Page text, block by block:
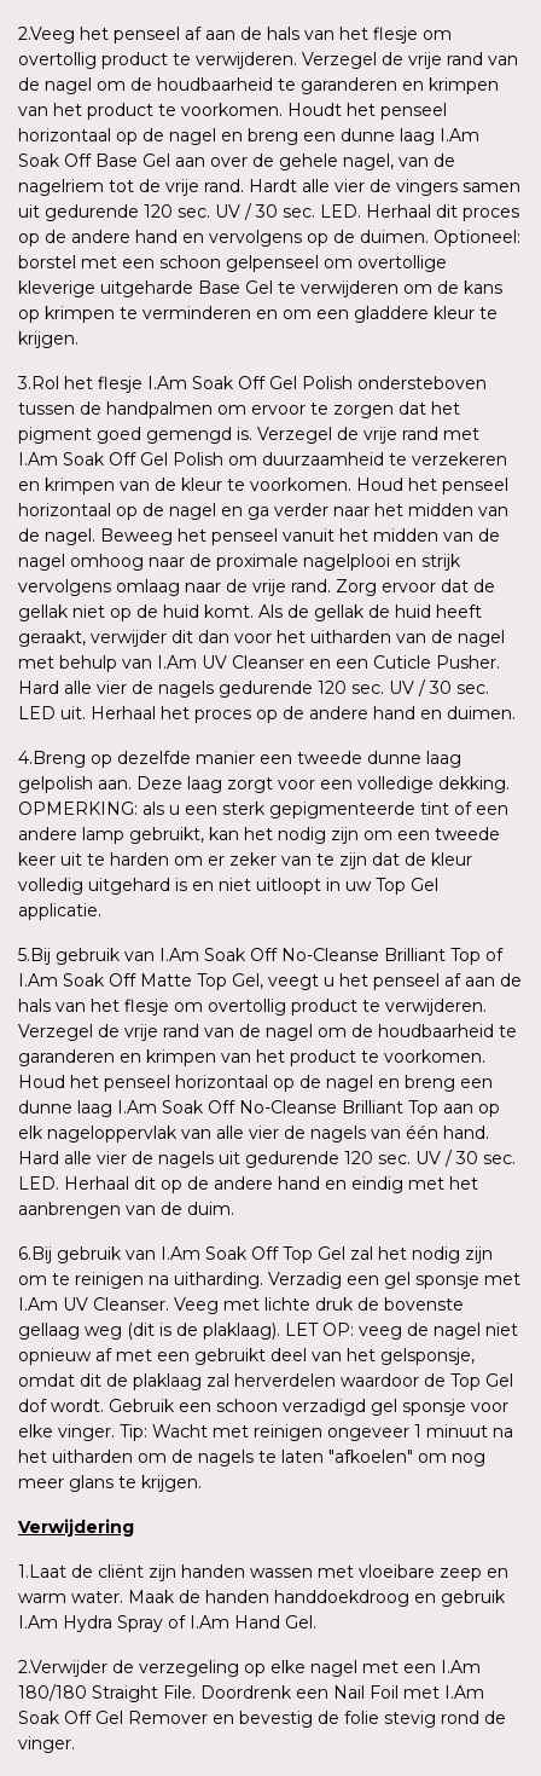
2.Veeg het penseel af aan de hals van het flesje om
overtollig product te verwijderen. Verzegel de vrije rand van
de nagel om de houdbaarheid te garanderen en krimpen
van het product te voorkomen. Houdt het penseel
horizontaal op de nagel en breng een dunne laag I.Am
Soak Off Base Gel aan over de gehele nagel, van de
nagelriem tot de vrije rand. Hardt alle vier de vingers samen
uit gedurende 120 sec. UV / 30 sec. LED. Herhaal dit proces
op de andere hand en vervolgens op de duimen. Optioneel:
borstel met een schoon gelpenseel om overtollige
kleverige uitgeharde Base Gel te verwijderen om de kans
op krimpen te verminderen en om een gladdere kleur te
krijgen.
3.Rol het flesje I.Am Soak Off Gel Polish ondersteboven
tussen de handpalmen om ervoor te zorgen dat het
pigment goed gemengd is. Verzegel de vrije rand met
I.Am Soak Off Gel Polish om duurzaamheid te verzekeren
en krimpen van de kleur te voorkomen. Houd het penseel
horizontaal op de nagel en ga verder naar het midden van
de nagel. Beweeg het penseel vanuit het midden van de
nagel omhoog naar de proximale nagelplooi en strijk
vervolgens omlaag naar de vrije rand. Zorg ervoor dat de
gellak niet op de huid komt. Als de gellak de huid heeft
geraakt, verwijder dit dan voor het uitharden van de nagel
met behulp van I.Am UV Cleanser en een Cuticle Pusher.
Hard alle vier de nagels gedurende 120 sec. UV / 30 sec.
LED uit. Herhaal het proces op de andere hand en duimen.
4.Breng op dezelfde manier een tweede dunne laag
gelpolish aan. Deze laag zorgt voor een volledige dekking.
OPMERKING: als u een sterk gepigmenteerde tint of een
andere lamp gebruikt, kan het nodig zijn om een tweede
keer uit te harden om er zeker van te zijn dat de kleur
volledig uitgehard is en niet uitloopt in uw Top Gel
applicatie.
5.Bij gebruik van I.Am Soak Off No-Cleanse Brilliant Top of
I.Am Soak Off Matte Top Gel, veegt u het penseel af aan de
hals van het flesje om overtollig product te verwijderen.
Verzegel de vrije rand van de nagel om de houdbaarheid te
garanderen en krimpen van het product te voorkomen.
Houd het penseel horizontaal op de nagel en breng een
dunne laag I.Am Soak Off No-Cleanse Brilliant Top aan op
elk nageloppervlak van alle vier de nagels van één hand.
Hard alle vier de nagels uit gedurende 120 sec. UV / 30 sec.
LED. Herhaal dit op de andere hand en eindig met het
aanbrengen van de duim.
6.Bij gebruik van I.Am Soak Off Top Gel zal het nodig zijn
om te reinigen na uitharding. Verzadig een gel sponsje met
I.Am UV Cleanser. Veeg met lichte druk de bovenste
gellaag weg (dit is de plaklaag). LET OP: veeg de nagel niet
opnieuw af met een gebruikt deel van het gelsponsje,
omdat dit de plaklaag zal herverdelen waardoor de Top Gel
dof wordt. Gebruik een schoon verzadigd gel sponsje voor
elke vinger. Tip: Wacht met reinigen ongeveer 1 minuut na
het uitharden om de nagels te laten "afkoelen" om nog
meer glans te krijgen.
Verwijdering
1.Laat de cliënt zijn handen wassen met vloeibare zeep en
warm water. Maak de handen handdoekdroog en gebruik
I.Am Hydra Spray of I.Am Hand Gel.
2.Verwijder de verzegeling op elke nagel met een I.Am
180/180 Straight File. Doordrenk een Nail Foil met I.Am
Soak Off Gel Remover en bevestig de folie stevig rond de
vinger.